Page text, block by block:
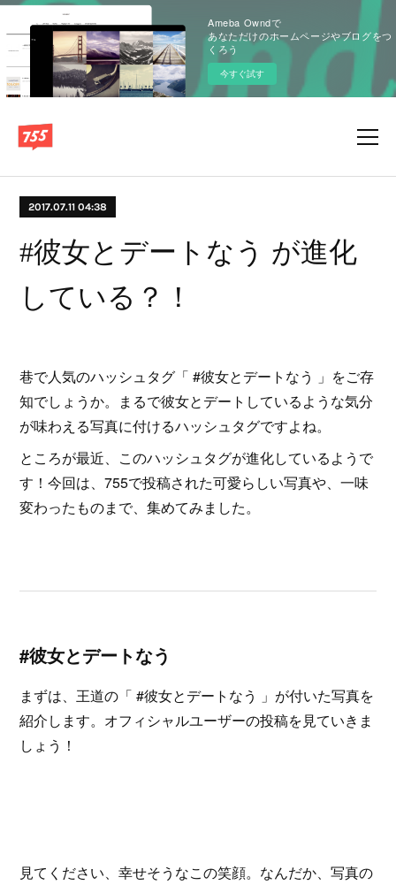
Ameba Owndで
あなただけのホームページやブログをつ
くろう
今すぐ試す
2017.07.11 04:38
#彼女とデートなう が進化
している？！
巷で人気のハッシュタグ「 #彼女とデートなう 」をご存
知でしょうか。まるで彼女とデートしているような気分
が味わえる写真に付けるハッシュタグですよね。
ところが最近、このハッシュタグが進化しているようで
す！今回は、755で投稿された可愛らしい写真や、一味
変わったものまで、集めてみました。
#彼女とデートなう
まずは、王道の「 #彼女とデートなう 」が付いた写真を
紹介します。オフィシャルユーザーの投稿を見ていきま
しょう！
見てください、幸せそうなこの笑顔。なんだか、写真の